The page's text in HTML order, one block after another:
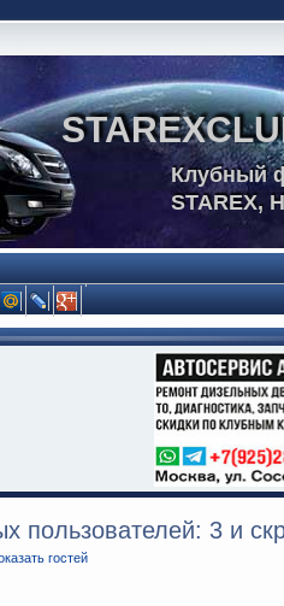
Клубный
STAREX,
пользователей: 3 и
гостей